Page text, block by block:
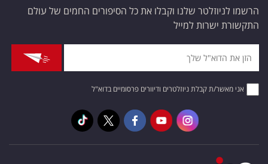
הרשמו לניוזלטר שלנו וקבלו את כל הסיפורים החמים של עולם
התקשורת ישרות למייל
אני מאשר/ת קבלת ניוזלטרים ודיוורים פרסומיים בדוא"ל